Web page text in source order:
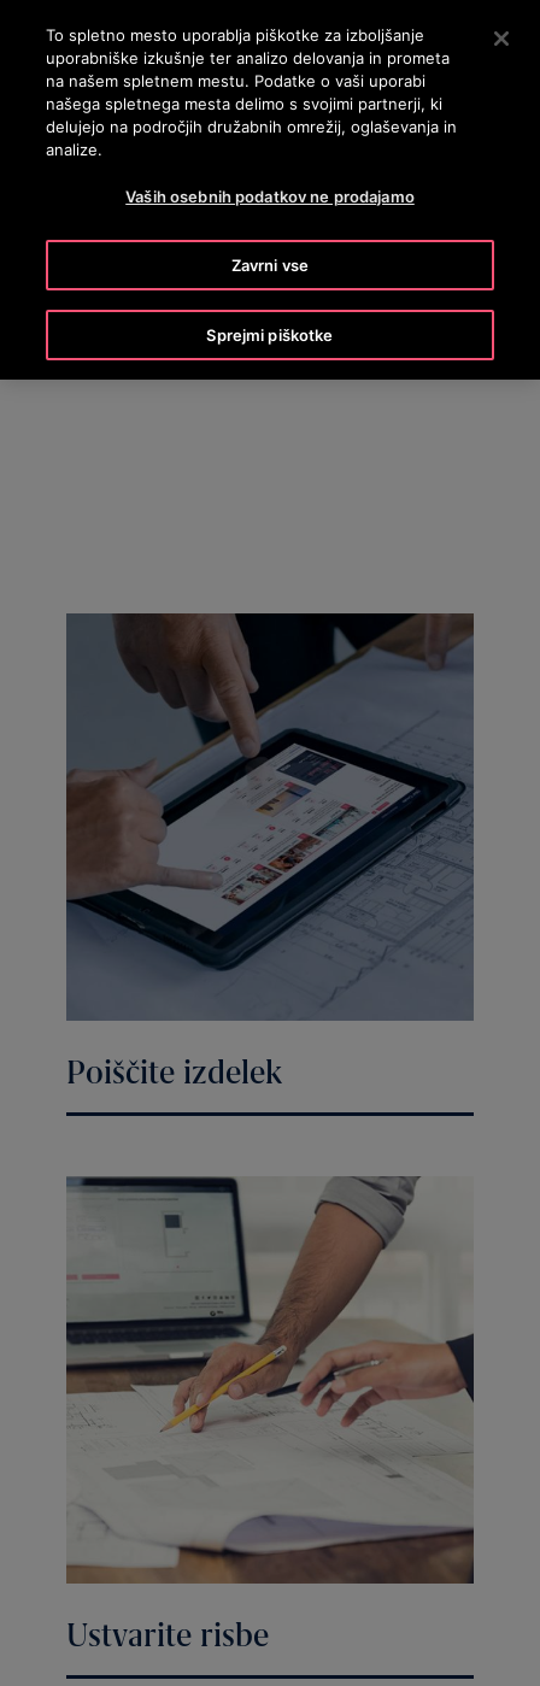
Pritisnite Enter, da preskočite na glavno vsebino
ISKANJE
Poiščite izdelek
Ustvarite risbe
To spletno mesto uporablja piškotke za izboljšanje
uporabniške izkušnje ter analizo delovanja in prometa
na našem spletnem mestu. Podatke o vaši uporabi
našega spletnega mesta delimo s svojimi partnerji, ki
delujejo na področjih družabnih omrežij, oglaševanja in
analize.
Vaših osebnih podatkov ne prodajamo
Zavrni vse
Sprejmi piškotke